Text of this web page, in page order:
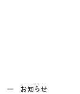
お知らせ